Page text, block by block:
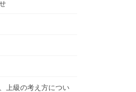
上級の考え方につい